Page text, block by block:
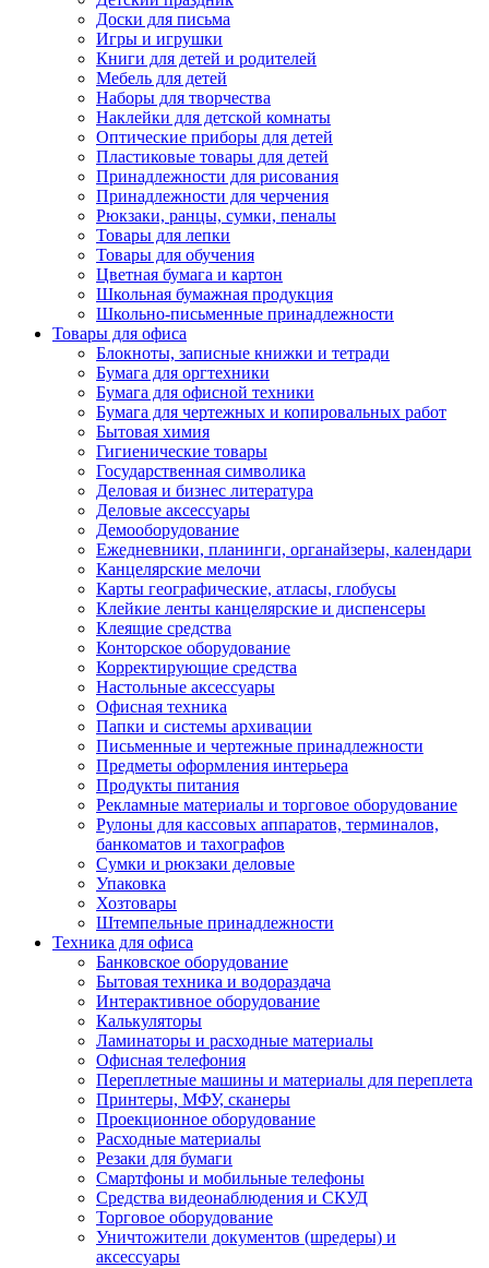
Доски для письма
Игры и игрушки
Книги для детей и родителей
Мебель для детей
Наборы для творчества
Наклейки для детской комнаты
Оптические приборы для детей
Пластиковые товары для детей
Принадлежности для рисования
Принадлежности для черчения
Рюкзаки, ранцы, сумки, пеналы
Товары для лепки
Товары для обучения
Цветная бумага и картон
Школьная бумажная продукция
Школьно-письменные принадлежности
Товары для офиса
Блокноты, записные книжки и тетради
Бумага для оргтехники
Бумага для офисной техники
Бумага для чертежных и копировальных работ
Бытовая химия
Гигиенические товары
Государственная символика
Деловая и бизнес литература
Деловые аксессуары
Демооборудование
Ежедневники, планинги, органайзеры, календари
Канцелярские мелочи
Карты географические, атласы, глобусы
Клейкие ленты канцелярские и диспенсеры
Клеящие средства
Конторское оборудование
Корректирующие средства
Настольные аксессуары
Офисная техника
Папки и системы архивации
Письменные и чертежные принадлежности
Предметы оформления интерьера
Продукты питания
Рекламные материалы и торговое оборудование
Рулоны для кассовых аппаратов, терминалов,
банкоматов и тахографов
Сумки и рюкзаки деловые
Упаковка
Хозтовары
Штемпельные принадлежности
Техника для офиса
Банковское оборудование
Бытовая техника и водораздача
Интерактивное оборудование
Калькуляторы
Ламинаторы и расходные материалы
Офисная телефония
Переплетные машины и материалы для переплета
Принтеры, МФУ, сканеры
Проекционное оборудование
Расходные материалы
Резаки для бумаги
Смартфоны и мобильные телефоны
Средства видеонаблюдения и СКУД
Торговое оборудование
Уничтожители документов (шредеры) и
аксессуары